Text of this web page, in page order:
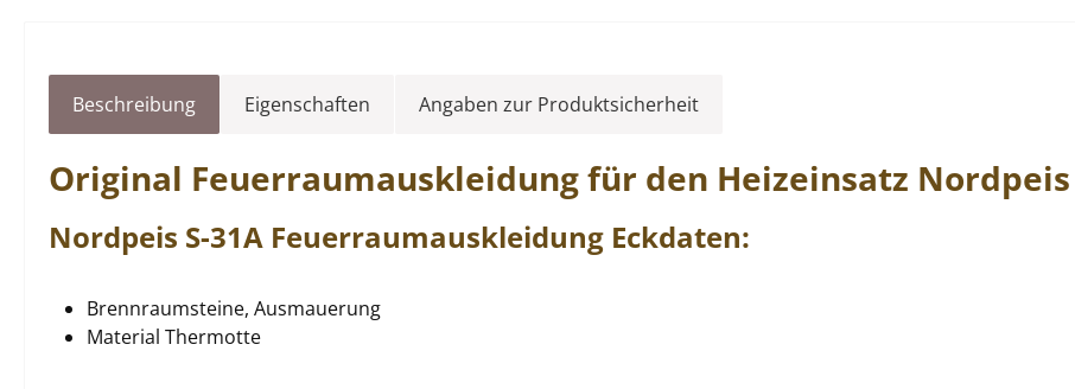
Beschreibung Eigenschaften Angaben zur Produktsicherheit
Original Feuerraumauskleidungfür den Heizeinsatz Nordpeis
Nordpeis S-31A Feuerraumauskleidung Eckdaten:
Brennraumsteine, Ausmauerung
Material Thermotte